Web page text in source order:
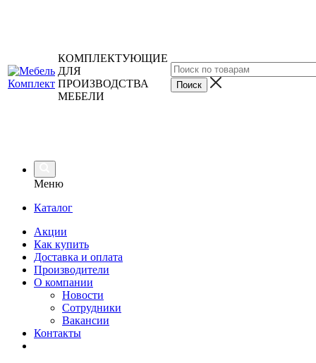
КОМПЛЕКТУЮЩИЕ
ДЛЯ
ПРОИЗВОДСТВА
МЕБЕЛИ
Меню
Каталог
Акции
Как купить
Доставка и оплата
Производители
О компании
Новости
Сотрудники
Вакансии
Контакты